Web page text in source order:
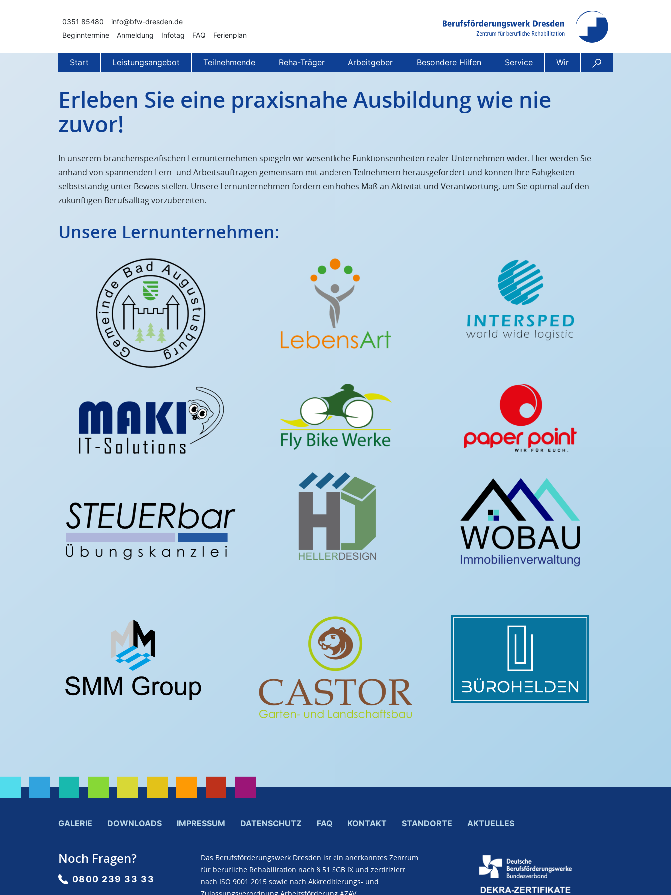
0351 85480
info@bfw-dresden.de
Beginntermine
Anmeldung Infotag FAQ Ferienplan
Berufsförderungswerk Dresden
Neue Chancen für Beruf und Arbeit
Start Leistungsangebot Teilnehmende Reha-Träger Arbeitgeber Besondere Hilfen Service Wir Suche
Erleben Sie eine praxisnahe Ausbildung wie nie
zuvor!
In unserem branchenspezifischen Lernunternehmen spiegeln wir wesentliche Funktionseinheiten realer Unternehmen wider. Hier werden Sie
anhand von spannenden Lern- und Arbeitsaufträgen gemeinsam mit anderen Teilnehmern herausgefordert und können Ihre Fähigkeiten
selbstständig unter Beweis stellen. Unsere Lernunternehmen fördern ein hohes Maß an Aktivität und Verantwortung, um Sie optimal auf den
zukünftigen Berufsalltag vorzubereiten.
Unsere Lernunternehmen:
GALERIE DOWNLOADS IMPRESSUM DATENSCHUTZ FAQ KONTAKT STANDORTE AKTUELLES
Noch Fragen?
0800 239 33 33
Das Berufsförderungswerk Dresden ist ein anerkanntes Zentrum
für berufliche Rehabilitation nach § 51 SGB IX und zertifiziert
nach ISO 9001:2015 sowie nach Akkreditierungs- und